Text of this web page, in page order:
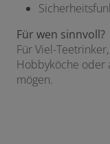
Für wen sinnvoll?
Für Viel-
Hobbyköche oder
mögen.